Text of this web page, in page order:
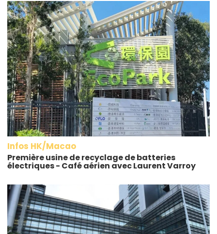
Infos HK/Macao
Première usine de recyclage de batteries
électriques - Café aérien avec Laurent Varroy